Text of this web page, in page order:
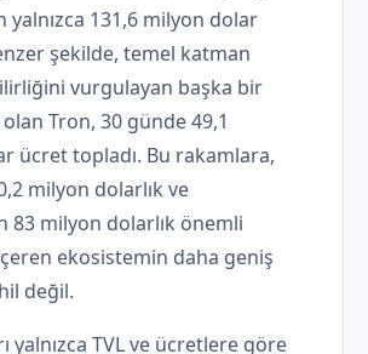
yalnızca 131,6 milyon dolar
şekilde, temel katman
vurgulayan başka bir
Tron, 30 günde 49,1
ücret topladı. Bu rakamlara,
milyon dolarlık ve
83 milyon dolarlık önemli
içeren ekosistemin daha geniş
değil.
yalnızca TVL ve ücretlere göre